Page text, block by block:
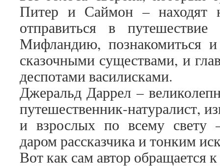
Питер и Саймон –
отправиться в
Мифландию, познакомиться
сказочными существами, и
деспотами василисками.
Джеральд Даррел –
путешественник-натуралист,
и взрослых по всему свету
даром рассказчика и тонким
Вот как сам автор обращается